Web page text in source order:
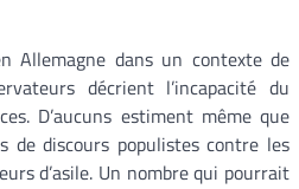
Allemagne dans un contexte de
décrient l’incapacité du
D’aucuns estiment même que
de discours populistes contre les
d’asile. Un nombre qui pourrait